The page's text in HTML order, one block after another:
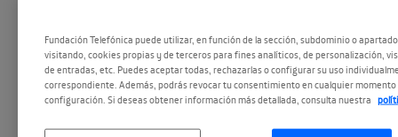
Fundación Telefónica puede utilizar, en función de la sección, subdominio o
visitando, cookies propias y de terceros para fines analíticos, de personalización,
de entradas, etc. Puedes aceptar todas, rechazarlas o configurar su uso
correspondiente. Además, podrás revocar tu consentimiento en cualquier momento
configuración. Si deseas obtener información más detallada, consulta nuestra